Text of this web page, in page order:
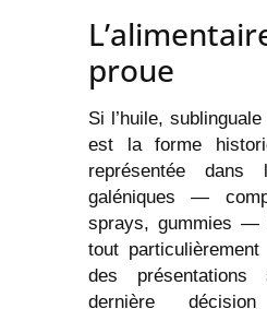
proue
Si l’huile,
est la forme
représentée dans
galéniques —
sprays, gummies —
tout
des
dernière décision